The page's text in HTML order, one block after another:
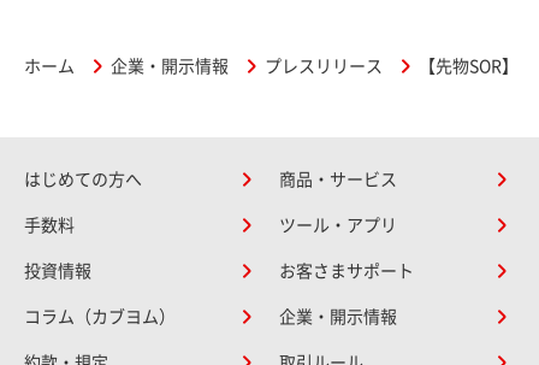
ホーム 企業・開示情報 プレスリリース 【先物SOR】
はじめての方へ 商品・サービス
手数料 ツール・アプリ
投資情報 お客さまサポート
コラム（カブヨム） 企業・開示情報